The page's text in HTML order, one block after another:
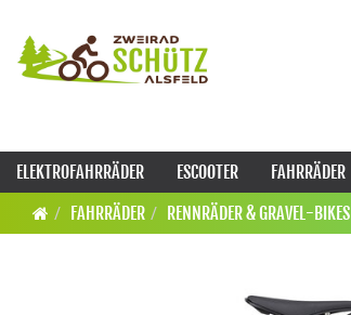
ELEKTROFAHRRÄDER ESCOOTER FAHRRÄDER
FAHRRÄDER
RENNRÄDER & GRAVEL-BIKES